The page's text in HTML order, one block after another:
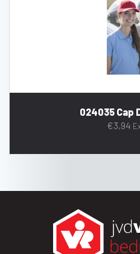
024035 Cap
€3,94